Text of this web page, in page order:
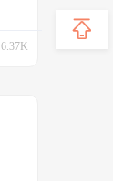
6.37K